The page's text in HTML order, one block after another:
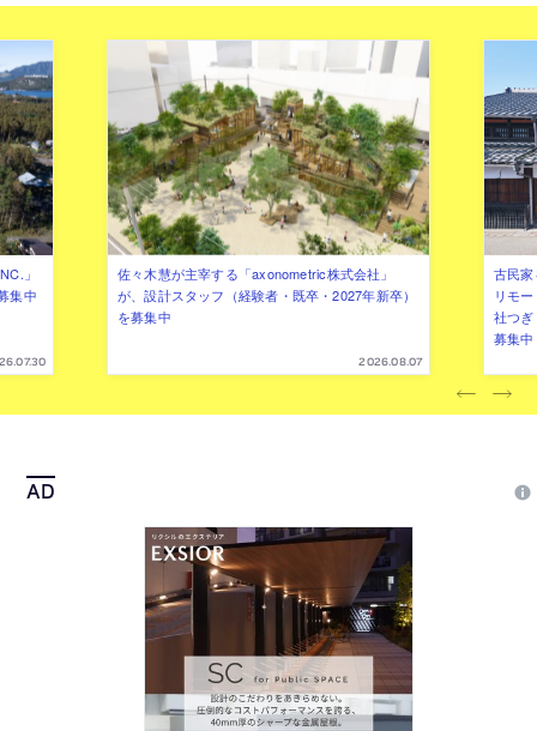
」
集中
佐々木慧が主宰する「axonometric株式会社」
が、設計スタッフ（経験者・既卒・2027年新卒）
を募集中
2026.08.07
古民
リモ
社つ
募集中